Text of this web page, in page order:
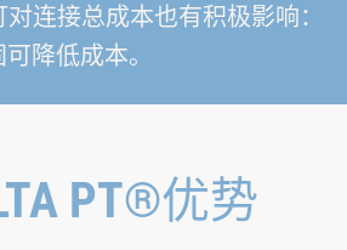
连接总成本也有积极影响：
降低成本。
PT®优势